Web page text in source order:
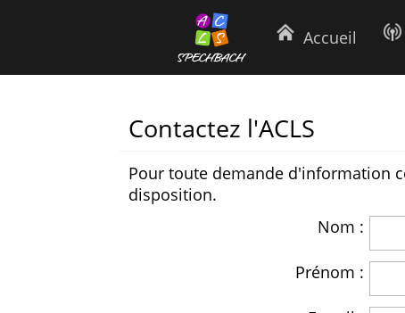
Accueil
Contactez l'ACLS
Pour toute demande d'information
disposition.
Nom :
Prénom :